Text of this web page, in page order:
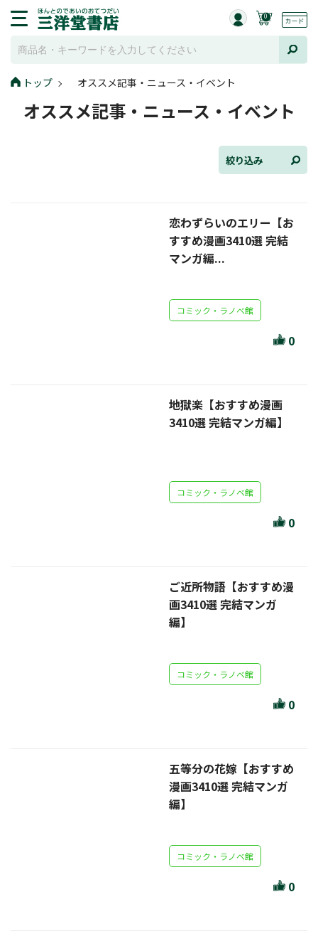
0
トップ オススメ記事・ニュース・イベント
オススメ記事・ニュース・イベント
絞り込み
トレーディングカード情報
ほんとのであいのおてつだい
三洋堂サイト会員が選ぶおすすめ本
リセット
恋わずらいのエリー【お
すすめ漫画3410選 完結
マンガ編...
コミック・ラノベ館
0
地獄楽【おすすめ漫画
3410選 完結マンガ編】
コミック・ラノベ館
0
ご近所物語【おすすめ漫
画3410選 完結マンガ
編】
コミック・ラノベ館
0
五等分の花嫁【おすすめ
漫画3410選 完結マンガ
編】
コミック・ラノベ館
0